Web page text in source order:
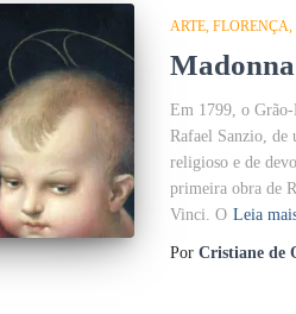
ARTE FLORENÇA
Em 1799, o
Rafael Sanzio, de
religioso e de
primeira obra de
Vinci. O Leia
Por Cristiane de